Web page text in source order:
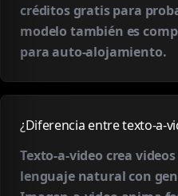
créditos gratis para
modelo también es
para auto-alojamiento.
¿Diferencia entre texto-a-
Texto-a-video crea
lenguaje natural con